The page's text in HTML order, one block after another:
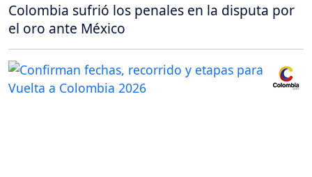
Colombia sufrió los penales en la disputa por
el oro ante México